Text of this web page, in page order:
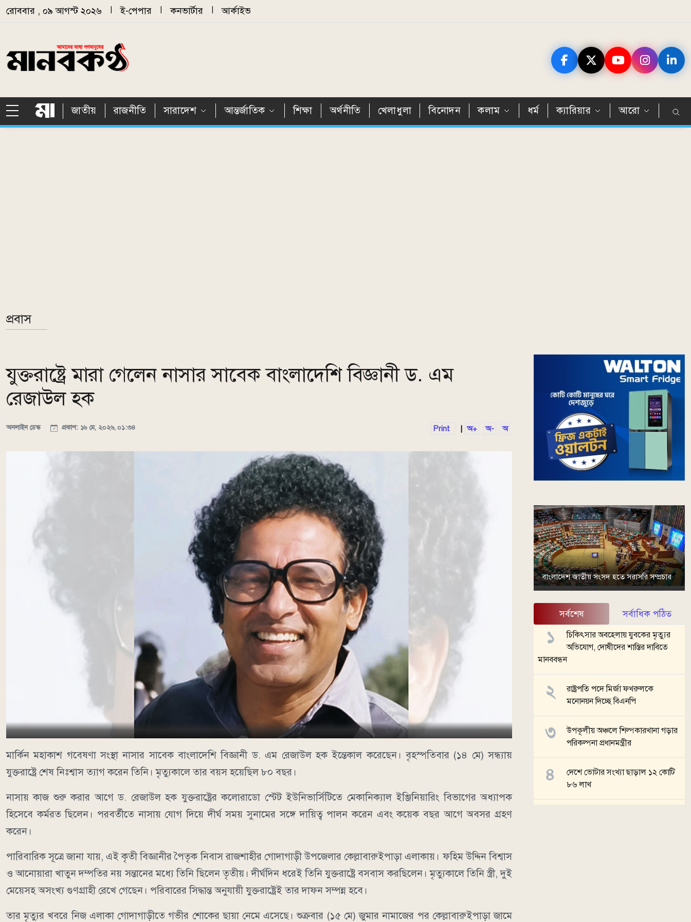
Skip to main content
রোববার , ০৯ আগস্ট ২০২৬ ই-পেপার কনভার্টার আর্কাইভ
জাতীয় রাজনীতি সারাদেশ আন্তর্জাতিক শিক্ষা অর্থনীতি খেলাধুলা বিনোদন কলাম ধর্ম ক্যারিয়ার আরো
প্রবাস
যুক্তরাষ্ট্রে মারা গেলেন নাসার সাবেক বাংলাদেশি বিজ্ঞানী ড. এম
রেজাউল হক
অনলাইন ডেস্ক প্রকাশ: ১৬ মে, ২০২৬, ০১:৩৪ Print অ+ অ- অ
মার্কিন মহাকাশ গবেষণা সংস্থা নাসার সাবেক বাংলাদেশি বিজ্ঞানী ড. এম রেজাউল হক ইন্তেকাল করেছেন। বৃহস্পতিবার (১৪ মে) সন্ধ্যায়
যুক্তরাষ্ট্রে শেষ নিঃশ্বাস ত্যাগ করেন তিনি। মৃত্যুকালে তার বয়স হয়েছিল ৮০ বছর।
নাসায় কাজ শুরু করার আগে ড. রেজাউল হক যুক্তরাষ্ট্রের কলোরাডো স্টেট ইউনিভার্সিটিতে মেকানিক্যাল ইঞ্জিনিয়ারিং বিভাগের অধ্যাপক
হিসেবে কর্মরত ছিলেন। পরবর্তীতে নাসায় যোগ দিয়ে দীর্ঘ সময় সুনামের সঙ্গে দায়িত্ব পালন করেন এবং কয়েক বছর আগে অবসর গ্রহণ
করেন।
পারিবারিক সূত্রে জানা যায়, এই কৃতী বিজ্ঞানীর পৈতৃক নিবাস রাজশাহীর গোদাগাড়ী উপজেলার কেল্লাবারুইপাড়া এলাকায়। ফহিম উদ্দিন বিশ্বাস
ও আনোয়ারা খাতুন দম্পতির নয় সন্তানের মধ্যে তিনি ছিলেন তৃতীয়। দীর্ঘদিন ধরেই তিনি যুক্তরাষ্ট্রে বসবাস করছিলেন। মৃত্যুকালে তিনি স্ত্রী, দুই
মেয়েসহ অসংখ্য গুণগ্রাহী রেখে গেছেন। পরিবারের সিদ্ধান্ত অনুযায়ী যুক্তরাষ্ট্রেই তার দাফন সম্পন্ন হবে।
তার মৃত্যুর খবরে নিজ এলাকা গোদাগাড়ীতে গভীর শোকের ছায়া নেমে এসেছে। শুক্রবার (১৫ মে) জুমার নামাজের পর কেল্লাবারুইপাড়া জামে
বাংলাদেশ জাতীয় সংসদ হতে সরাসরি সম্প্রচার
সর্বশেষ সর্বাধিক পঠিত
চিকিৎসার অবহেলায় যুবকের মৃত্যুর
অভিযোগ, দোষীদের শাস্তির দাবিতে
মানববন্ধন
রাষ্ট্রপতি পদে মির্জা ফখরুলকে
মনোনয়ন দিচ্ছে বিএনপি
উপকূলীয় অঞ্চলে শিল্পকারখানা গড়ার
পরিকল্পনা প্রধানমন্ত্রীর
দেশে ভোটার সংখ্যা ছাড়াল ১২ কোটি
৮৬ লাখ